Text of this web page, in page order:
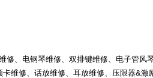
、电钢琴维修、双排键维修、电子管风
维修、话放维修、耳放维修、压限器&激